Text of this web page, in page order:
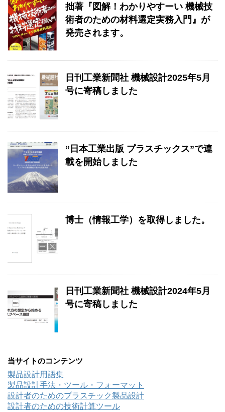
拙著『図解！わかりやすーい 機械技
術者のための材料選定実務入門』が
発売されます。
日刊工業新聞社 機械設計2025年5月
号に寄稿しました
”日本工業出版 プラスチックス”で連
載を開始しました
博士（情報工学）を取得しました。
日刊工業新聞社 機械設計2024年5月
号に寄稿しました
当サイトのコンテンツ
製品設計用語集
製品設計手法・ツール・フォーマット
設計者のためのプラスチック製品設計
設計者のための技術計算ツール